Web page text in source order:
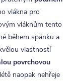
vlákna pro
vláknům tento
během spánku a
vlastností
povrchovou
naopak nehřeje